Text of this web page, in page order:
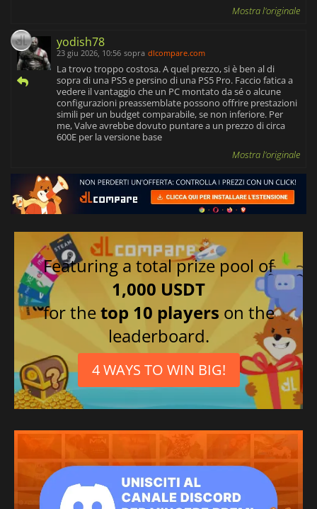
Mostra l'originale
yodish78
23 giu 2026, 10:56 sopra dlcompare.com
La trovo troppo costosa. A quel prezzo, si è ben al di
sopra di una PS5 e persino di una PS5 Pro. Faccio fatica a
vedere il vantaggio che un PC montato da sé o alcune
configurazioni preassemblate possono offrire prestazioni
simili per un budget comparabile, se non inferiore. Per
me, Valve avrebbe dovuto puntare a un prezzo di circa
600E per la versione base
Mostra l'originale
Featuring a total prize pool of
1,000 USDT
for thetop 10 players on the
leaderboard.
4 WAYS TO WIN BIG!